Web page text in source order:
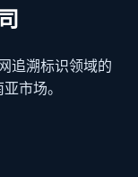
追溯标识领域的
市场。